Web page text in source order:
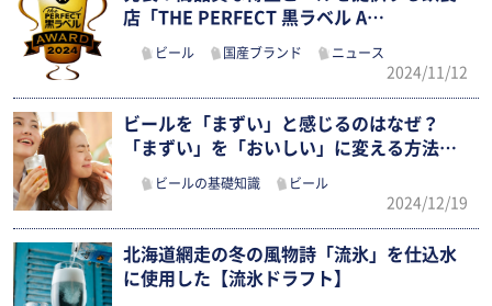
店「THE PERFECT 黒ラベル A…
ビール 国産ブランド ニュース
2024/11/12
ビールを「まずい」と感じるのはなぜ？
「まずい」を「おいしい」に変える方法も
ビールの基礎知識 ビール
2024/12/19
北海道網走の冬の風物詩「流氷」を仕込水
に使用した【流氷ドラフト】